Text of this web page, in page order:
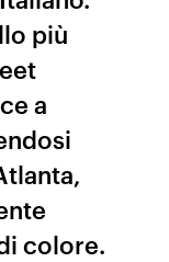
più
a
colore.